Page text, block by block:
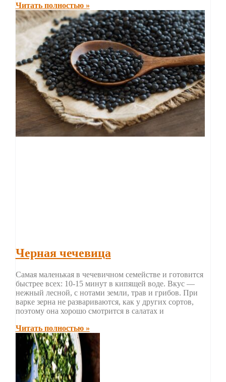
Читать полностью »
Черная чечевица
Самая маленькая в чечевичном семействе и готовится
быстрее всех: 10-15 минут в кипящей воде. Вкус —
нежный лесной, с нотами земли, трав и грибов. При
варке зерна не развариваются, как у других сортов,
поэтому она хорошо смотрится в салатах и
Читать полностью »